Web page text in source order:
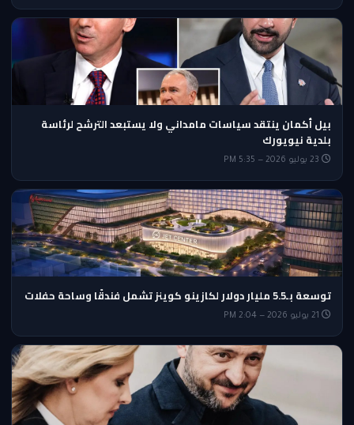
بيل أكمان ينتقد سياسات مامداني ولا يستبعد الترشح لرئاسة
بلدية نيويورك
توسعة بـ5.5 مليار دولار لكازينو كوينز تشمل فندقًا وساحة حفلات